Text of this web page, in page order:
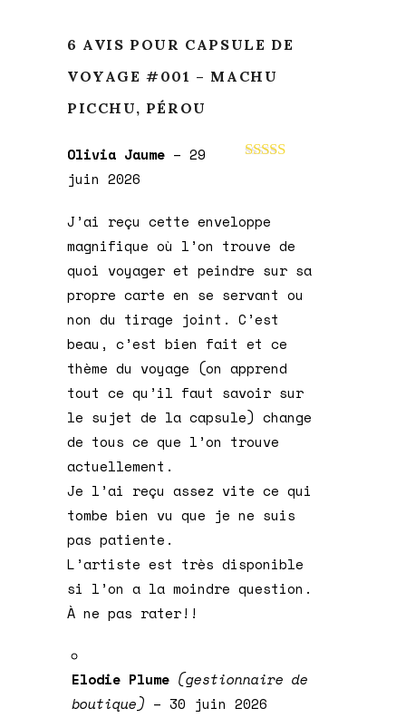
6 AVIS POUR CAPSULE DE
VOYAGE #001 – MACHU
PICCHU, PÉROU
Olivia Jaume – 29
juin 2026
J’ai reçu cette enveloppe
magnifique où l’on trouve de
quoi voyager et peindre sur sa
propre carte en se servant ou
non du tirage joint. C’est
beau, c’est bien fait et ce
thème du voyage (on apprend
tout ce qu’il faut savoir sur
le sujet de la capsule) change
de tous ce que l’on trouve
actuellement.
Je l’ai reçu assez vite ce qui
tombe bien vu que je ne suis
pas patiente.
L’artiste est très disponible
si l’on a la moindre question.
À ne pas rater!!
Elodie Plume (gestionnaire de
boutique) – 30 juin 2026